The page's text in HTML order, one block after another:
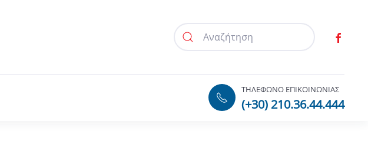
ΤΗΛΕΦΩΝΟ ΕΠΙΚΟΙΝΩΝΙΑΣ
(+30) 210.36.44.444